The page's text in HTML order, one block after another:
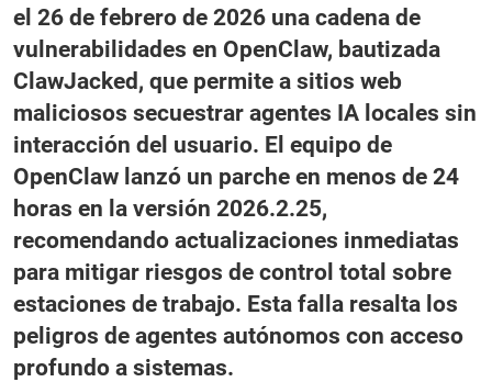
el 26 de febrero de 2026 una cadena de
vulnerabilidades en OpenClaw, bautizada
ClawJacked, que permite a sitios web
maliciosos secuestrar agentes IA locales sin
interacción del usuario. El equipo de
OpenClaw lanzó un parche en menos de 24
horas en la versión 2026.2.25,
recomendando actualizaciones inmediatas
para mitigar riesgos de control total sobre
estaciones de trabajo. Esta falla resalta los
peligros de agentes autónomos con acceso
profundo a sistemas.